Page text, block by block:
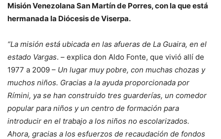
Misión Venezolana San Martín de Porres, con la que está
hermanada la Diócesis de Viserpa.
“La misión está ubicada en las afueras de La Guaira, en el
estado Vargas. – explica don Aldo Fonte, que vivió allí de
1977 a 2009 – Un lugar muy pobre, con muchas chozas y
muchos niños. Gracias a la ayuda proporcionada por
Rímini, ya se han construido tres guarderías, un comedor
popular para niños y un centro de formación para
introducir en el trabajo a los niños no escolarizados.
Ahora, gracias a los esfuerzos de recaudación de fondos